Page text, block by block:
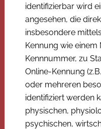
identifizierbar wird
angesehen, die
insbesondere
Kennung wie einem
Kennnummer, zu
Online-Kennung
oder mehreren
identifiziert werden
physischen,
psychischen,